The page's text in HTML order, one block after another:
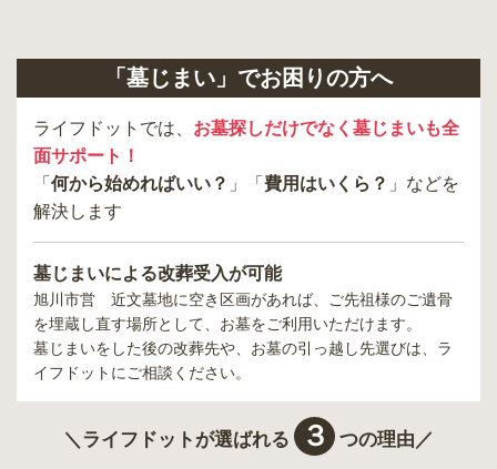
「墓じまい」でお困りの方へ
ライフドットでは、 お墓探しだけでなく墓じまいも全
面サポート！
「 何から始めればいい？ 」「 費用はいくら？ 」などを
解決します
墓じまいによる改葬受入が可能
旭川市営 近文墓地に空き区画があれば、ご先祖様のご遺骨
を埋蔵し直す場所として、お墓をご利用いただけます。
墓じまいをした後の改葬先や、お墓の引っ越し先選びは、ラ
イフドットにご相談ください。
＼ライフドットが選ばれる ３ つの理由／